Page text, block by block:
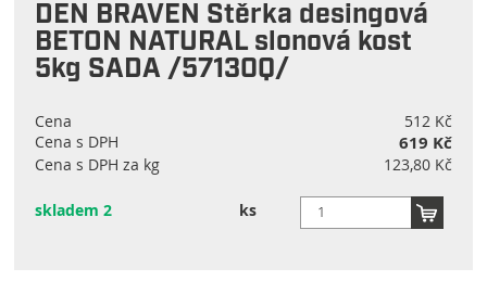
DEN BRAVEN Stěrka desingová
BETON NATURAL slonová kost
5kg SADA /57130Q/
Cena
512 Kč
Cena s DPH
619 Kč
Cena s DPH za kg 123,80 Kč
skladem 2 ks